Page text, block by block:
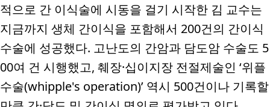
적으로 간 이식술에 시동을 걸기 시작한 김 교수는
지금까지 생체 간이식을 포함해서 200건의 간이식
수술에 성공했다. 고난도의 간암과 담도암 수술도 5
00여 건 시행했고, 췌장·십이지장 전절제술인 ‘위플
수술(whipple's operation)’ 역시 500건이나 기록할